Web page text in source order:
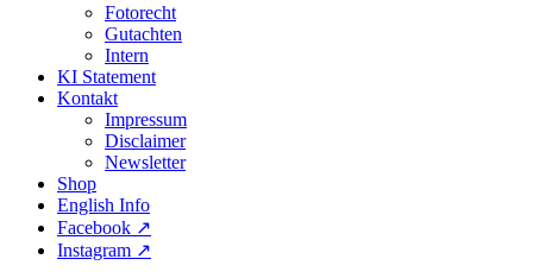
Fotorecht
Gutachten
Intern
KI Statement
Kontakt
Impressum
Disclaimer
Newsletter
Shop
English Info
Facebook ↗︎
Instagram ↗︎